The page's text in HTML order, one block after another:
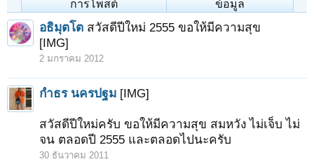
การโพสต์
ข้อมูล
อธิมุตโต สวัสดีปีใหม่ 2555 ขอให้มีความสุข
[IMG]
2 มกราคม 2012
กำธร นครปฐม [IMG]
สวัสดีปีใหม่ครับ ขอให้มีความสุข สมหวัง ไม่เจ็บ ไม่
จน ตลอดปี 2555 และตลอดไปนะครับ
30 ธันวาคม 2011